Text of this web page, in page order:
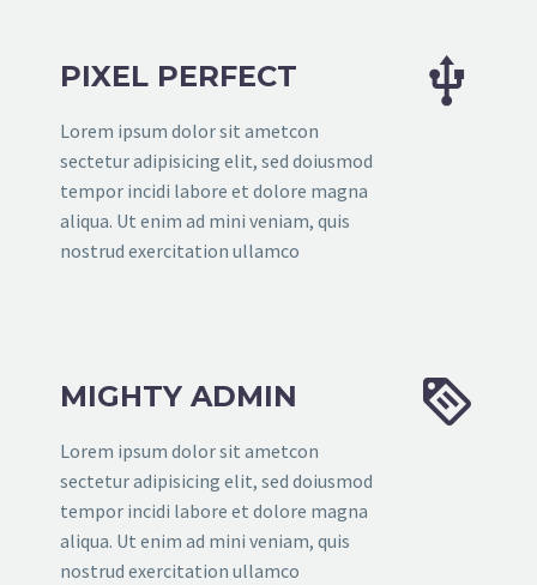
PIXEL PERFECT
Lorem ipsum dolor sit ametcon
sectetur adipisicing elit, sed doiusmod
tempor incidi labore et dolore magna
aliqua. Ut enim ad mini veniam, quis
nostrud exercitation ullamco


MIGHTY ADMIN
Lorem ipsum dolor sit ametcon
sectetur adipisicing elit, sed doiusmod
tempor incidi labore et dolore magna
aliqua. Ut enim ad mini veniam, quis
nostrud exercitation ullamco

